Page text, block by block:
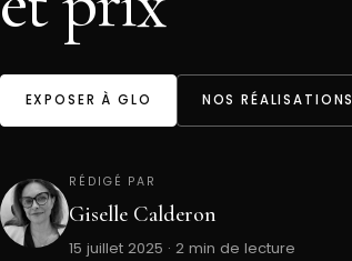
EXPOSER À GLO NOS RÉALISATIONS
RÉDIGÉ PAR
Giselle Calderon
15 juillet 2025 · 2 min de lecture